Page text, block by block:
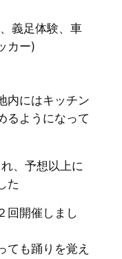
義足体験、車
カー)
内にはキッチン
るようになって
、予想以上に
た
回開催しまし
ても踊りを覚え